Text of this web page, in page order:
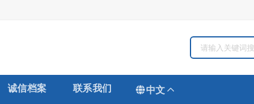
诚信档案 联系我们 中文